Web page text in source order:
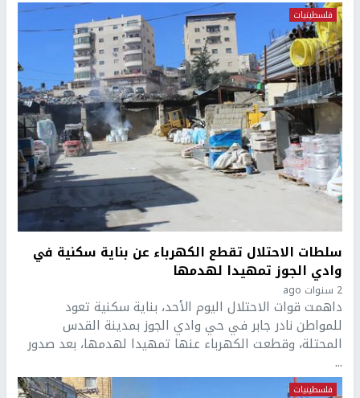
فلسطينيات
سلطات الاحتلال تقطع الكهرباء عن بناية سكنية في
وادي الجوز تمهيدا لهدمها
2 سنوات ago
داهمت قوات الاحتلال اليوم الأحد، بناية سكنية تعود
للمواطن نادر جابر في حي وادي الجوز بمدينة القدس
المحتلة، وقطعت الكهرباء عنها تمهيدا لهدمها، بعد صدور
...
فلسطينيات